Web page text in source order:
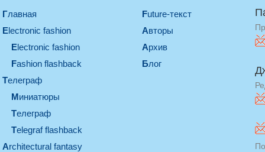
Главная
electronic fashion
electronic fashion
Fashion flashback
телеграф
миниатюры
телеграф
Telegraf flashback
architectural fantasy
Future-текст
Авторы
Архив
Блог